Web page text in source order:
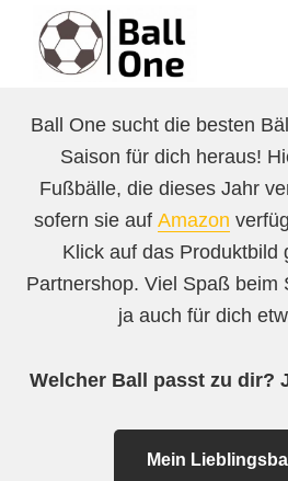
Inhalt
springen
Fußzeile
springen
One
Fußball!
Ball One sucht die besten
Saison für dich heraus!
Fußbälle, die dieses Jahr
sofern sie auf Amazon
Klick auf das Produktbild
Partnershop. Viel Spaß beim
ja auch für dich
Welcher Ball passt zu dir?
Mein